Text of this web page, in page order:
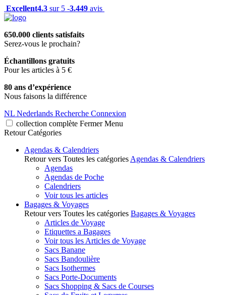
Excellent4.3 sur 5 -3.449 avis
650.000 clients satisfaits
Serez-vous le prochain?
Échantillons gratuits
Pour les articles à 5 €
80 ans d’expérience
Nous faisons la différence
NL Nederlands Recherche Connexion
collection complète Fermer Menu
Retour Catégories
Agendas & Calendriers
Retour vers Toutes les catégories Agendas & Calendriers
Agendas
Agendas de Poche
Calendriers
Voir tous les articles
Bagages & Voyages
Retour vers Toutes les catégories Bagages & Voyages
Articles de Voyage
Etiquettes a Bagages
Voir tous les Articles de Voyage
Sacs Banane
Sacs Bandoulière
Sacs Isothermes
Sacs Porte-Documents
Sacs Shopping & Sacs de Courses